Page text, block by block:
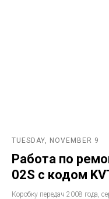
TUESDAY, NOVEMBER 9
Работа по
02S с кодом
Коробку передач 2008 года,